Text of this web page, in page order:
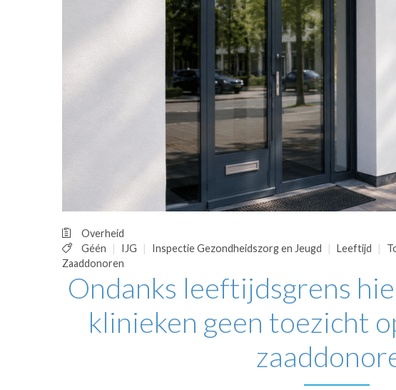
OPINIE
HUISARTSENPOST
PRAKTIJKZAKEN
TARIEVEN
VPHUISARTSEN
MEDISCHE VAKHANDEL
INLOGGEN
REGISTRATIE
Overheid
Géén
IJG Inspectie Gezondheidszorg en Jeugd Leeftijd
Zaaddonoren
Ondanks leeftijdsgrens
klinieken geen toezicht